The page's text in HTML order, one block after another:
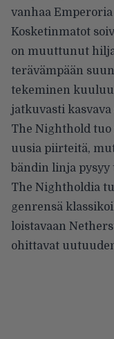
vanhaa
Kosketinmatot
on muuttunut
terävämpään
tekeminen kuuluu
jatkuvasti kasvava
The Nighthold
uusia piirteitä,
bändin linja
The Nightholdia
genrensä
loistavaan
ohittavat